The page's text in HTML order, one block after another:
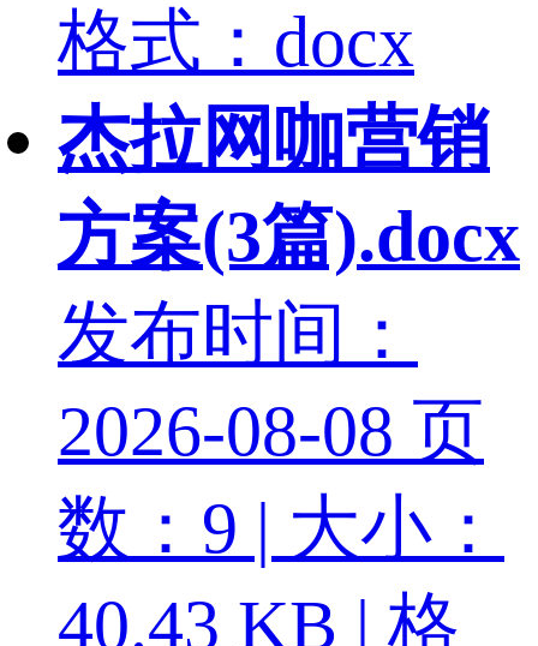
格式：docx
杰拉网咖营销
方案(3篇).docx
发布时间：
2026-08-08 页
数：9 | 大小：
40.43 KB | 格